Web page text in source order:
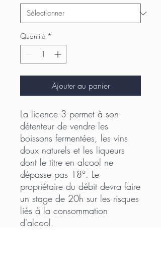
Quantité *
Ajouter au panier
La licence 3 permet à son
détenteur de vendre les
boissons fermentées, les vins
doux naturels et les liqueurs
dont le titre en alcool ne
dépasse pas 18°. Le
propriétaire du débit devra faire
un stage de 20h sur les risques
liés à la consommation
d'alcool.